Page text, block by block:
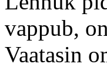
vappub,
Vaatasin